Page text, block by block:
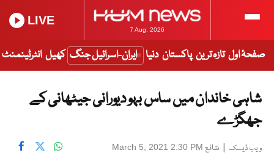
7 Aug, 2026
LIVE
صفحۂ اول تازہ ترین پاکستان دنیا ایران-اسرائیل جنگ کھیل انٹرٹینمنٹ
شاہی خاندان میں ساس بہو دیورانی جیٹھانی کے
جھگڑے
ویب ڈیسک | شائع March 5, 2021 2:30 PM